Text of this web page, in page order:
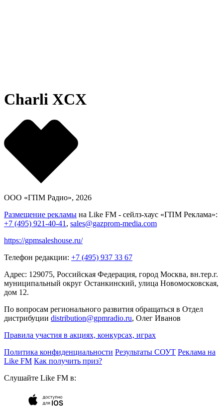
Charli XCX
ООО «ГПМ Радио», 2026
Размещение рекламы на Like FM - сейлз-хаус «ГПМ Реклама»:
+7 (495) 921-40-41 , sales@gazprom-media.com
https://gpmsaleshouse.ru/
Телефон редакции: +7 (495) 937 33 67
Адрес: 129075, Российская Федерация, город Москва, вн.тер.г.
муниципальный округ Останкинский, улица Новомосковская,
дом 12.
По вопросам регионального развития обращаться в Отдел
дистрибуции distribution@gpmradio.ru, Олег Иванов
Правила участия в акциях, конкурсах, играх
Политика конфиденциальности Результаты СОУТ Реклама на
Like FM Как получить приз?
Слушайте Like FM в: